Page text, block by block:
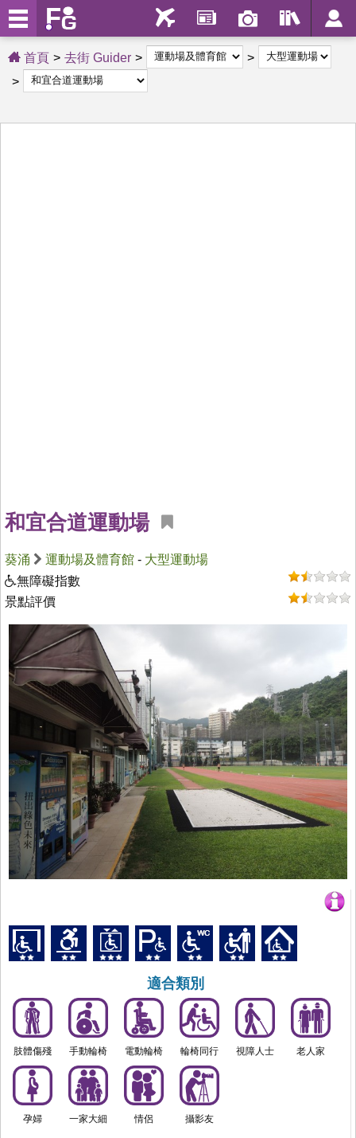
首頁 去街 Guider
和宜合道運動場
葵涌 運動場及體育館 - 大型運動場
無障礙指數
景點評價
適合類別
肢體傷殘 手動輪椅 電動輪椅 輪椅同行 視障人士 老人家
孕婦 一家大細 情侶 攝影友